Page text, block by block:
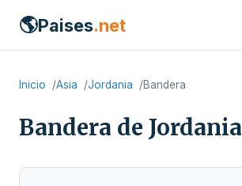
🌎Paises.net
Inicio Asia Jordania Bandera
Bandera de Jordania